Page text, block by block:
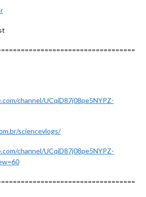
channel/UCqiD87j08pe5NYPZ-
sciencevlogs/
channel/UCqiD87j08pe5NYPZ-